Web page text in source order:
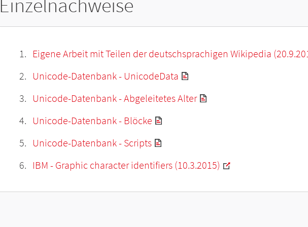
Einzelnachweise
Eigene Arbeit mit Teilen der deutschsprachigen Wikipedia
Unicode-Datenbank - UnicodeData
Unicode-Datenbank - Abgeleitetes Alter
Unicode-Datenbank - Blöcke
Unicode-Datenbank - Scripts
IBM - Graphic character identifiers (10.3.2015)